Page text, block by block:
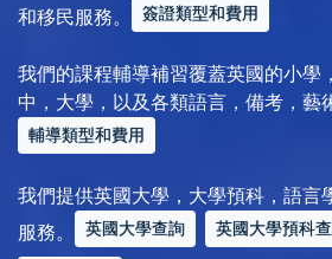
和移民服務。
簽證類型和費用
我們的課程輔導補習覆蓋英國的小學
中，大學，以及各類語言，備考，藝
輔導類型和費用
我們提供英國大學，大學預科，語言
服務。
英國大學查詢 英國大學預科